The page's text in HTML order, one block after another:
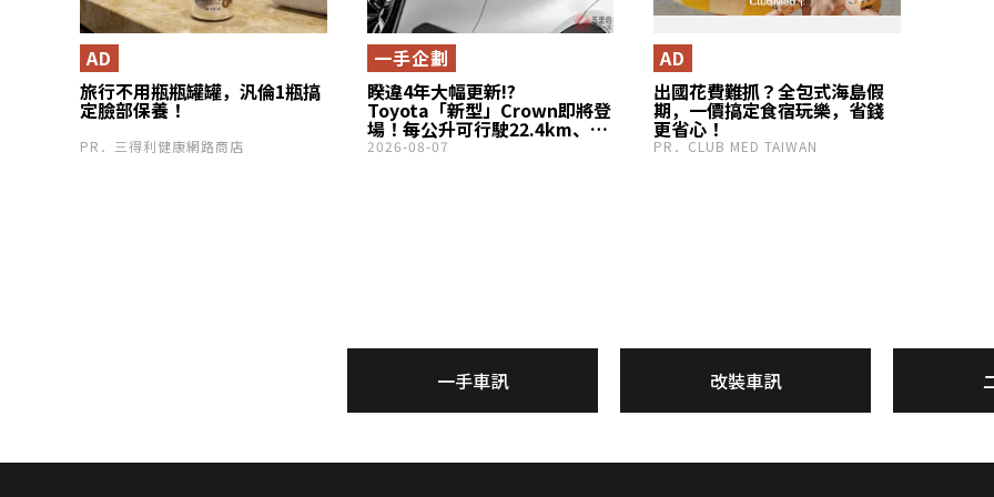
旅行不用瓶瓶罐罐，汎倫1瓶搞
定臉部保養！
AD
PR．三得利健康網路商店
睽違4年大幅更新!?
Toyota「新型」Crown即將登
場！每公升可行駛22.4km、還
有349匹馬力版本的SUV
一手企劃
2026-08-07
出國花費難抓？全包式海島假
期，一價搞定食宿玩樂，省錢
更省心！
AD
PR．CLUB MED TAIWAN
一手車訊 改裝車訊